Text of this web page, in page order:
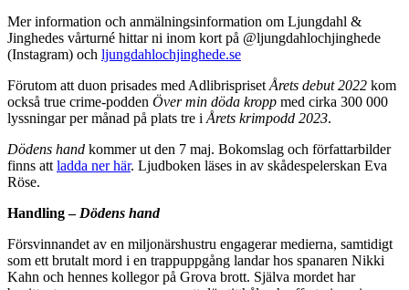
Mer information och anmälningsinformation om Ljungdahl &
Jinghedes vårturné hittar ni inom kort på @ljungdahlochjinghede
(Instagram) och ljungdahlochjinghede.se
Förutom att duon prisades med AdlibrisprisetÅrets debut 2022 kom
också true crime-podden Över min döda kropp med cirka 300 000
lyssningar per månad på plats tre iÅrets krimpodd 2023.
Dödens hand kommer ut den 7 maj. Bokomslag och författarbilder
finns attladda ner här. Ljudboken läses in av skådespelerskan Eva
Röse.
Handling –Dödens hand
Försvinnandet av en miljonärshustru engagerar medierna, samtidigt
som ett brutalt mord i en trappuppgång landar hos spanaren Nikki
Kahn och hennes kollegor på Grova brott. Själva mordet har